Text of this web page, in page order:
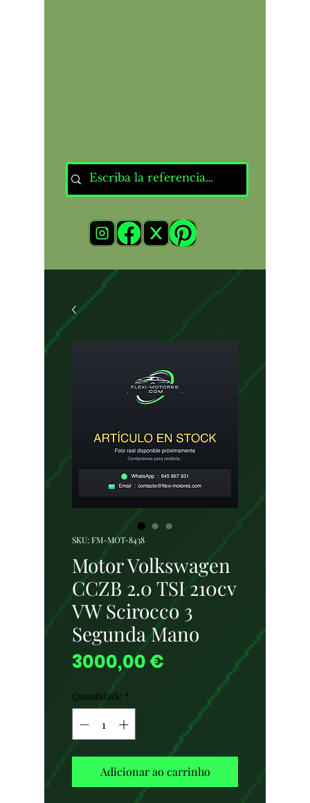
SKU: FM-MOT-8438
Motor Volkswagen
CCZB 2.0 TSI 210cv
VW Scirocco 3
Segunda Mano
3000,00 €
Quantidade *
Adicionar ao carrinho